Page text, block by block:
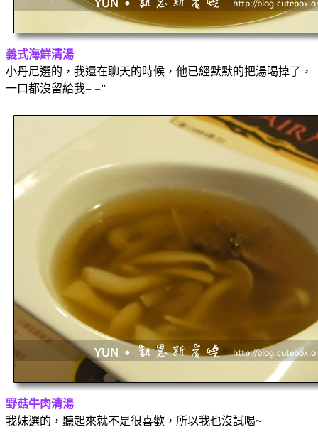
義式海鮮清湯
小丹尼選的，我還在聊天的時候，他已經默默的把湯喝掉了，
一口都沒留給我= =”
野菇牛肉清湯
我妹選的，聽起來就不是很喜歡，所以我也沒試喝~